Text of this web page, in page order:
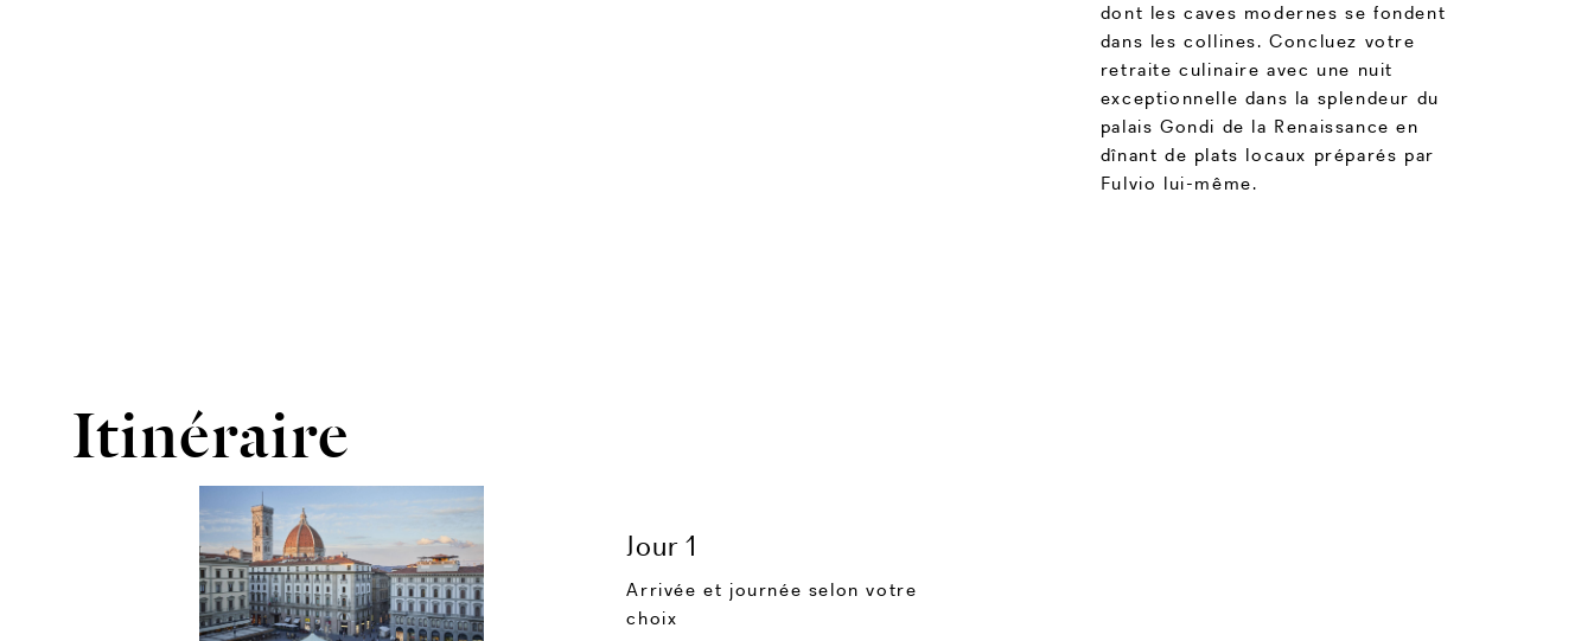
dont les caves modernes se fondent
dans les collines. Concluez votre
retraite culinaire avec une nuit
exceptionnelle dans la splendeur du
palais Gondi de la Renaissance en
dînant de plats locaux préparés par
Fulvio lui-même.
Itinéraire
Jour 1
Arrivée et journée selon votre
choix